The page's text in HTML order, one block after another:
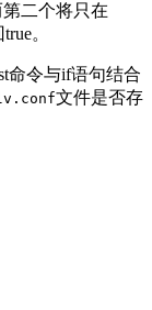
二个将只在
。
命令与if语句结合
文件是否存